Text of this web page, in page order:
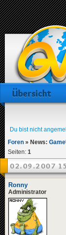
Übersicht
Du bist nicht
Foren » News:
Seiten: 1
02.09.2007
Ronny
Administrator